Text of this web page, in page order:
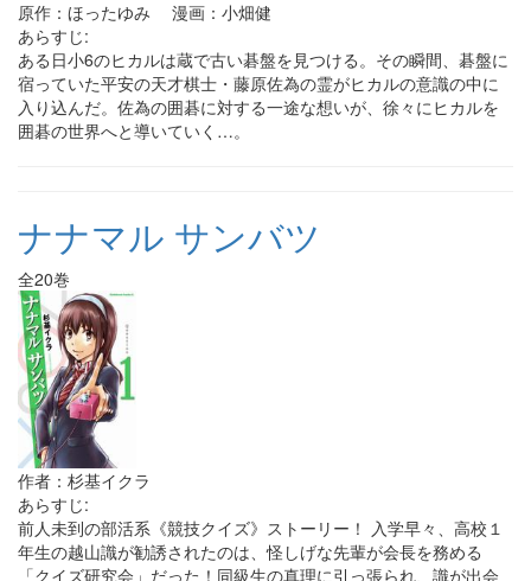
原作：ほったゆみ 漫画：小畑健
あらすじ:
ある日小6のヒカルは蔵で古い碁盤を見つける。その瞬間、碁盤に
宿っていた平安の天才棋士・藤原佐為の霊がヒカルの意識の中に
入り込んだ。佐為の囲碁に対する一途な想いが、徐々にヒカルを
囲碁の世界へと導いていく…。
ナナマル サンバツ
全20巻
作者：杉基イクラ
あらすじ:
前人未到の部活系《競技クイズ》ストーリー！ 入学早々、高校１
年生の越山識が勧誘されたのは、怪しげな先輩が会長を務める
「クイズ研究会」だった！同級生の真理に引っ張られ、識が出会